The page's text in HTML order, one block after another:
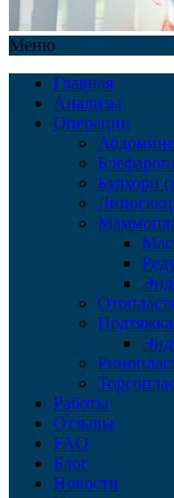
Меню
Главная
Анализы
Операции
Булхорн
Работы
Отзывы
FAQ
Блог
Новости